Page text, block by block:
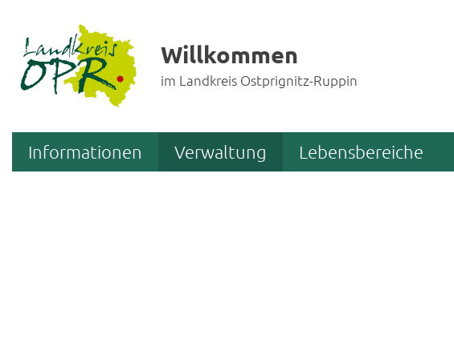
Willkommen
im Landkreis Ostprignitz-Ruppin
Informationen Verwaltung Lebensbereiche